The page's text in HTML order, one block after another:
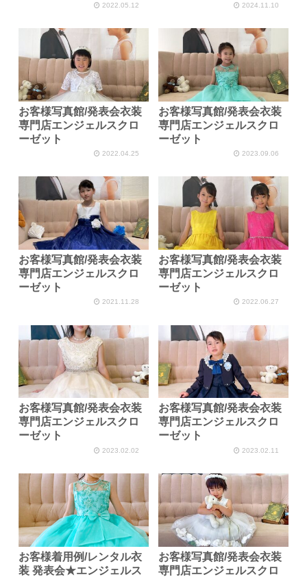
2022.05.12 2024.11.10
お客様写真館/発表会衣装
専門店エンジェルスクロ
ーゼット
2022.04.25
お客様写真館/発表会衣装
専門店エンジェルスクロ
ーゼット
2023.09.06
お客様写真館/発表会衣装
専門店エンジェルスクロ
ーゼット
2021.11.28
お客様写真館/発表会衣装
専門店エンジェルスクロ
ーゼット
2022.06.27
お客様写真館/発表会衣装
専門店エンジェルスクロ
ーゼット
2023.02.02
お客様写真館/発表会衣装
専門店エンジェルスクロ
ーゼット
2023.02.11
お客様着用例/レンタル衣
装 発表会★エンジェルス
お客様写真館/発表会衣装
専門店エンジェルスクロ